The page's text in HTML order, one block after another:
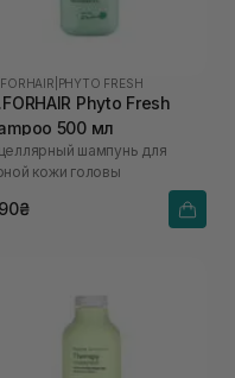
PHYTO FRESH
Phyto Fresh
500 мл
шампунь для
кожи головы